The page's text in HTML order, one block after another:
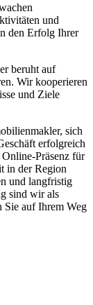
und
den Erfolg Ihrer
beruht auf
Wir kooperieren
und Ziele
sich
erfolgreich
Präsenz für
in der Region
und langfristig
sind wir als
Sie auf Ihrem Weg